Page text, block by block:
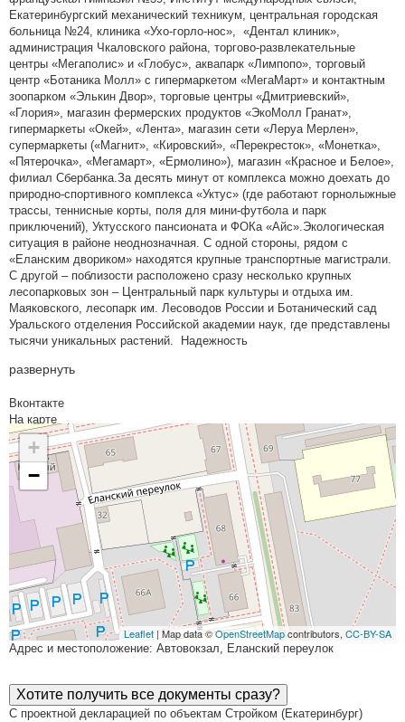
Екатеринбургский механический техникум, центральная городская
больница №24, клиника «Ухо-горло-нос», «Дентал клиник»,
администрация Чкаловского района, торгово-развлекательные
центры «Мегаполис» и «Глобус», аквапарк «Лимпопо», торговый
центр «Ботаника Молл» с гипермаркетом «МегаМарт» и контактным
зоопарком «Элькин Двор», торговые центры «Дмитриевский»,
«Глория», магазин фермерских продуктов «ЭкоМолл Гранат»,
гипермаркеты «Окей», «Лента», магазин сети «Леруа Мерлен»,
супермаркеты («Магнит», «Кировский», «Перекресток», «Монетка»,
«Пятерочка», «Мегамарт», «Ермолино»), магазин «Красное и Белое»,
филиал Сбербанка.За десять минут от комплекса можно доехать до
природно-спортивного комплекса «Уктус» (где работают горнолыжные
трассы, теннисные корты, поля для мини-футбола и парк
приключений), Уктусского пансионата и ФОКа «Айс».Экологическая
ситуация в районе неоднозначная. С одной стороны, рядом с
«Еланским двориком» находятся крупные транспортные магистрали.
С другой – поблизости расположено сразу несколько крупных
лесопарковых зон – Центральный парк культуры и отдыха им.
Маяковского, лесопарк им. Лесоводов России и Ботанический сад
Уральского отделения Российской академии наук, где представлены
тысячи уникальных растений. Надежность
развернуть
Вконтакте
На карте
+
−
Leaflet| Map data ©OpenStreetMapcontributors, CC-BY-SA
Адрес и местоположение: Автовокзал, Еланский переулок
Хотите получить все документы сразу?
С проектной декларацией по объектам Стройком (Екатеринбург)